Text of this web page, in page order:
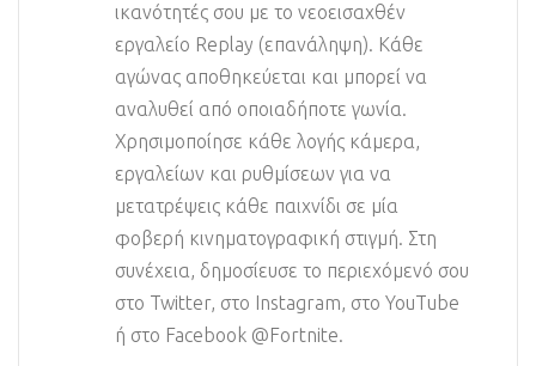
ικανότητές σου με το νεοεισαχθέν
εργαλείο Replay (επανάληψη). Κάθε
αγώνας αποθηκεύεται και μπορεί να
αναλυθεί από οποιαδήποτε γωνία.
Χρησιμοποίησε κάθε λογής κάμερα,
εργαλείων και ρυθμίσεων για να
μετατρέψεις κάθε παιχνίδι σε μία
φοβερή κινηματογραφική στιγμή. Στη
συνέχεια, δημοσίευσε το περιεχόμενό σου
στο Twitter, στο Instagram, στο YouTube
ή στο Facebook @Fortnite.